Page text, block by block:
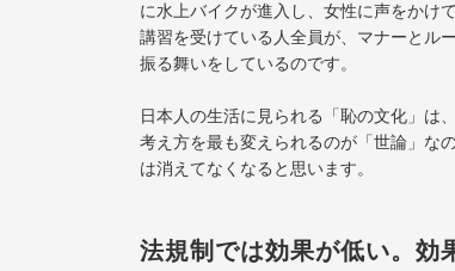
に水上バイクが進入し、女性に声をかけ
講習を受けている人全員が、マナーとル
振る舞いをしているのです。
日本人の生活に見られる「恥の文化」は
考え方を最も変えられるのが「世論」な
は消えてなくなると思います。
法規制では効果が低い。効